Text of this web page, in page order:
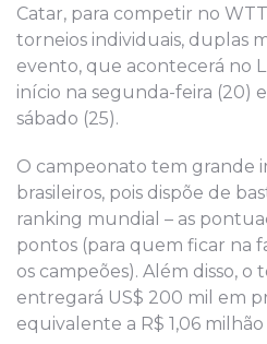
Catar, para competir no
torneios individuais, duplas
evento, que acontecerá no
início na segunda-feira (20)
sábado (25).
O campeonato tem grande
brasileiros, pois dispõe de
ranking mundial – as
pontos (para quem ficar na
os campeões). Além disso, o
entregará US$ 200 mil em
equivalente a R$ 1,06